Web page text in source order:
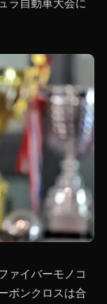
ァイバーモノコ
ボンクロスは合